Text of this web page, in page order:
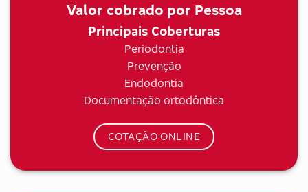
Valor cobrado por Pessoa
Principais Coberturas
Periodontia
Prevenção
Endodontia
Documentação ortodôntica
COTAÇÃO ONLINE